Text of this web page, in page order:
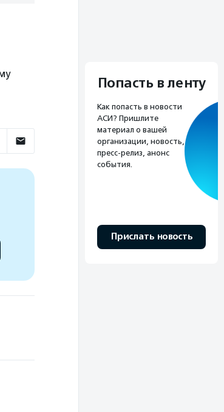
Попасть в ленту
Как попасть в новости
АСИ? Пришлите
материал о вашей
организации, новость,
пресс-релиз, анонс
события.
Прислать новость